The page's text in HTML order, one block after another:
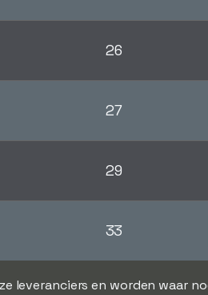
26
27
29
33
leveranciers en worden waar